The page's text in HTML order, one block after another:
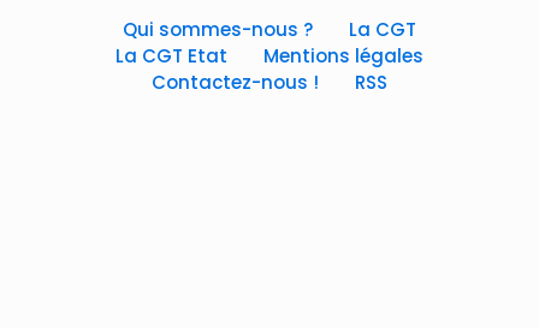
Qui sommes-nous ?
La CGT
La CGT Etat
Mentions légales
Contactez-nous !
RSS